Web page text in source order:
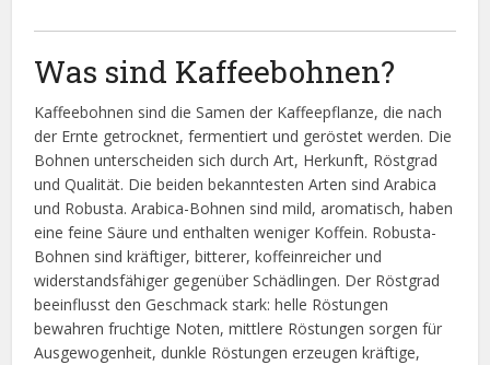
Was sind Kaffeebohnen?
Kaffeebohnen sind die Samen der Kaffeepflanze, die nach
der Ernte getrocknet, fermentiert und geröstet werden. Die
Bohnen unterscheiden sich durch Art, Herkunft, Röstgrad
und Qualität. Die beiden bekanntesten Arten sind Arabica
und Robusta. Arabica-Bohnen sind mild, aromatisch, haben
eine feine Säure und enthalten weniger Koffein. Robusta-
Bohnen sind kräftiger, bitterer, koffeinreicher und
widerstandsfähiger gegenüber Schädlingen. Der Röstgrad
beeinflusst den Geschmack stark: helle Röstungen
bewahren fruchtige Noten, mittlere Röstungen sorgen für
Ausgewogenheit, dunkle Röstungen erzeugen kräftige,